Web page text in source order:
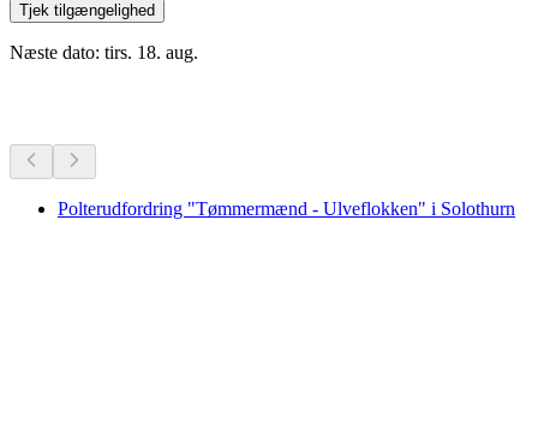
Tjek tilgængelighed
Næste dato: tirs. 18. aug.
Polterudfordring "Tømmermænd - Ulveflokken" i Solothurn